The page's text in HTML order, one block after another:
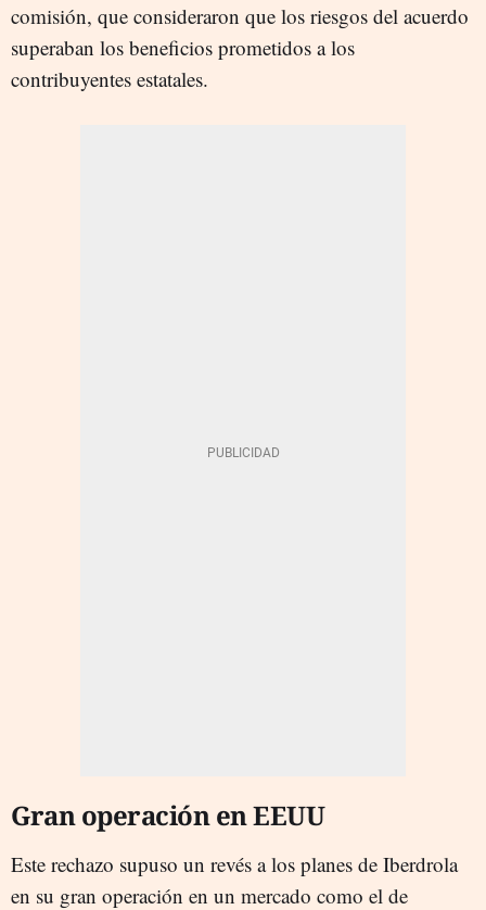
comisión, que consideraron que los riesgos del acuerdo
superaban los beneficios prometidos a los
contribuyentes estatales.
Gran operación en EEUU
Este rechazo supuso un revés a los planes de Iberdrola
en su gran operación en un mercado como el de